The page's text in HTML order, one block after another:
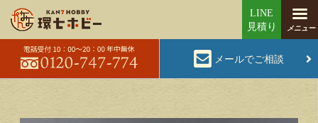
メールでご相談